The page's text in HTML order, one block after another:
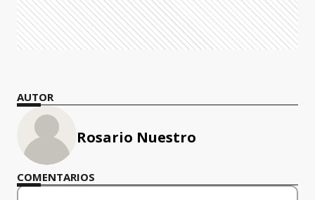
AUTOR
Rosario Nuestro
COMENTARIOS